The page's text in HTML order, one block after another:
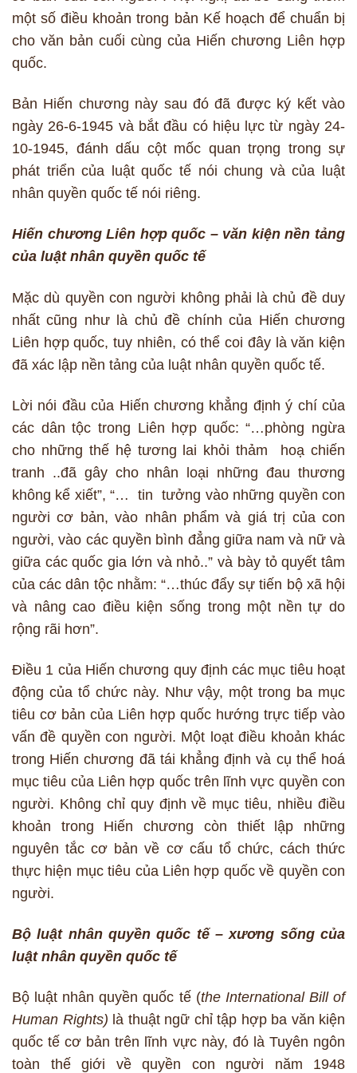
một số điều khoản trong bản Kế hoạch để chuẩn bị
cho văn bản cuối cùng của Hiến chương Liên hợp
quốc.
Bản Hiến chương này sau đó đã được ký kết vào
ngày 26-6-1945 và bắt đầu có hiệu lực từ ngày 24-
10-1945, đánh dấu cột mốc quan trọng trong sự
phát triển của luật quốc tế nói chung và của luật
nhân quyền quốc tế nói riêng.
Hiến chương Liên hợp quốc – văn kiện nền tảng
của luật nhân quyền quốc tế
Mặc dù quyền con người không phải là chủ đề duy
nhất cũng như là chủ đề chính của Hiến chương
Liên hợp quốc, tuy nhiên, có thể coi đây là văn kiện
đã xác lập nền tảng của luật nhân quyền quốc tế.
Lời nói đầu của Hiến chương khẳng định ý chí của
các dân tộc trong Liên hợp quốc: “…phòng ngừa
cho những thế hệ tương lai khỏi thảm hoạ chiến
tranh ..đã gây cho nhân loại những đau thương
không kể xiết”, “… tin tưởng vào những quyền con
người cơ bản, vào nhân phẩm và giá trị của con
người, vào các quyền bình đẳng giữa nam và nữ và
giữa các quốc gia lớn và nhỏ..” và bày tỏ quyết tâm
của các dân tộc nhằm: “…thúc đẩy sự tiến bộ xã hội
và nâng cao điều kiện sống trong một nền tự do
rộng rãi hơn”.
Điều 1 của Hiến chương quy định các mục tiêu hoạt
động của tổ chức này. Như vậy, một trong ba mục
tiêu cơ bản của Liên hợp quốc hướng trực tiếp vào
vấn đề quyền con người. Một loạt điều khoản khác
trong Hiến chương đã tái khẳng định và cụ thể hoá
mục tiêu của Liên hợp quốc trên lĩnh vực quyền con
người. Không chỉ quy định về mục tiêu, nhiều điều
khoản trong Hiến chương còn thiết lập những
nguyên tắc cơ bản về cơ cấu tổ chức, cách thức
thực hiện mục tiêu của Liên hợp quốc về quyền con
người.
Bộ luật nhân quyền quốc tế – xương sống của
luật nhân quyền quốc tế
Bộ luật nhân quyền quốc tế (the International Bill of
Human Rights) là thuật ngữ chỉ tập hợp ba văn kiện
quốc tế cơ bản trên lĩnh vực này, đó là Tuyên ngôn
toàn thế giới về quyền con người năm 1948